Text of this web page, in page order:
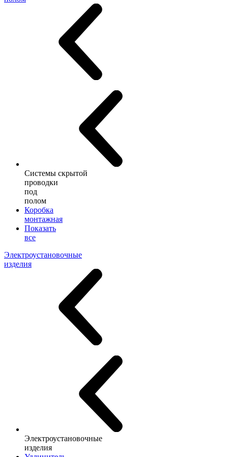
Системы скрытой
проводки
под
полом
Коробка
монтажная
Показать
все
Электроустановочные
изделия
Электроустановочные
изделия